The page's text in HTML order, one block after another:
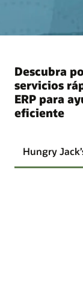
Descubra
servicios
ERP para
eficiente
Hungry